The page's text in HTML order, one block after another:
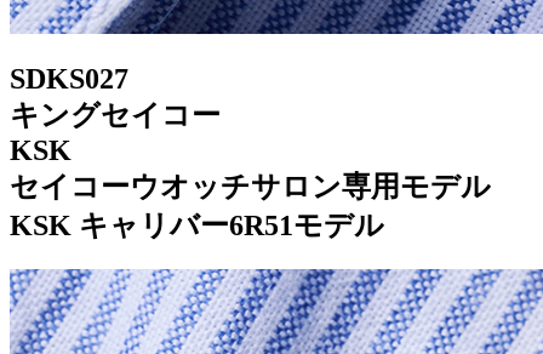
SDKS027
キングセイコー
KSK
セイコーウオッチサロン専用モデル
KSK キャリバー6R51モデル